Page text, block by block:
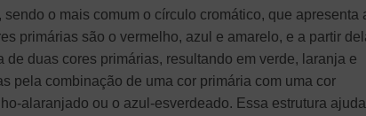
o mais comum o círculo cromático, que apresenta
primárias são o vermelho, azul e amarelo, e a partir
duas cores primárias, resultando em verde, laranja e
pela combinação de uma cor primária com uma cor
alaranjado ou o azul-esverdeado. Essa estrutura